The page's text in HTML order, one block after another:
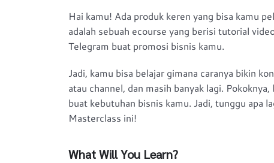
Hai kamu! Ada produk keren yang bisa kamu
adalah sebuah ecourse yang berisi tutorial
Telegram buat promosi bisnis kamu.
Jadi, kamu bisa belajar gimana caranya bikin
atau channel, dan masih banyak lagi.
buat kebutuhan bisnis kamu. Jadi, tunggu apa
Masterclass ini!
What Will You Learn?